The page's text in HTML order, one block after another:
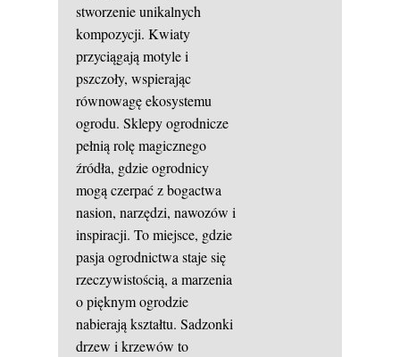
stworzenie unikalnych
kompozycji. Kwiaty
przyciągają motyle i
pszczoły, wspierając
równowagę ekosystemu
ogrodu. Sklepy ogrodnicze
pełnią rolę magicznego
źródła, gdzie ogrodnicy
mogą czerpać z bogactwa
nasion, narzędzi, nawozów i
inspiracji. To miejsce, gdzie
pasja ogrodnictwa staje się
rzeczywistością, a marzenia
o pięknym ogrodzie
nabierają kształtu. Sadzonki
drzew i krzewów to